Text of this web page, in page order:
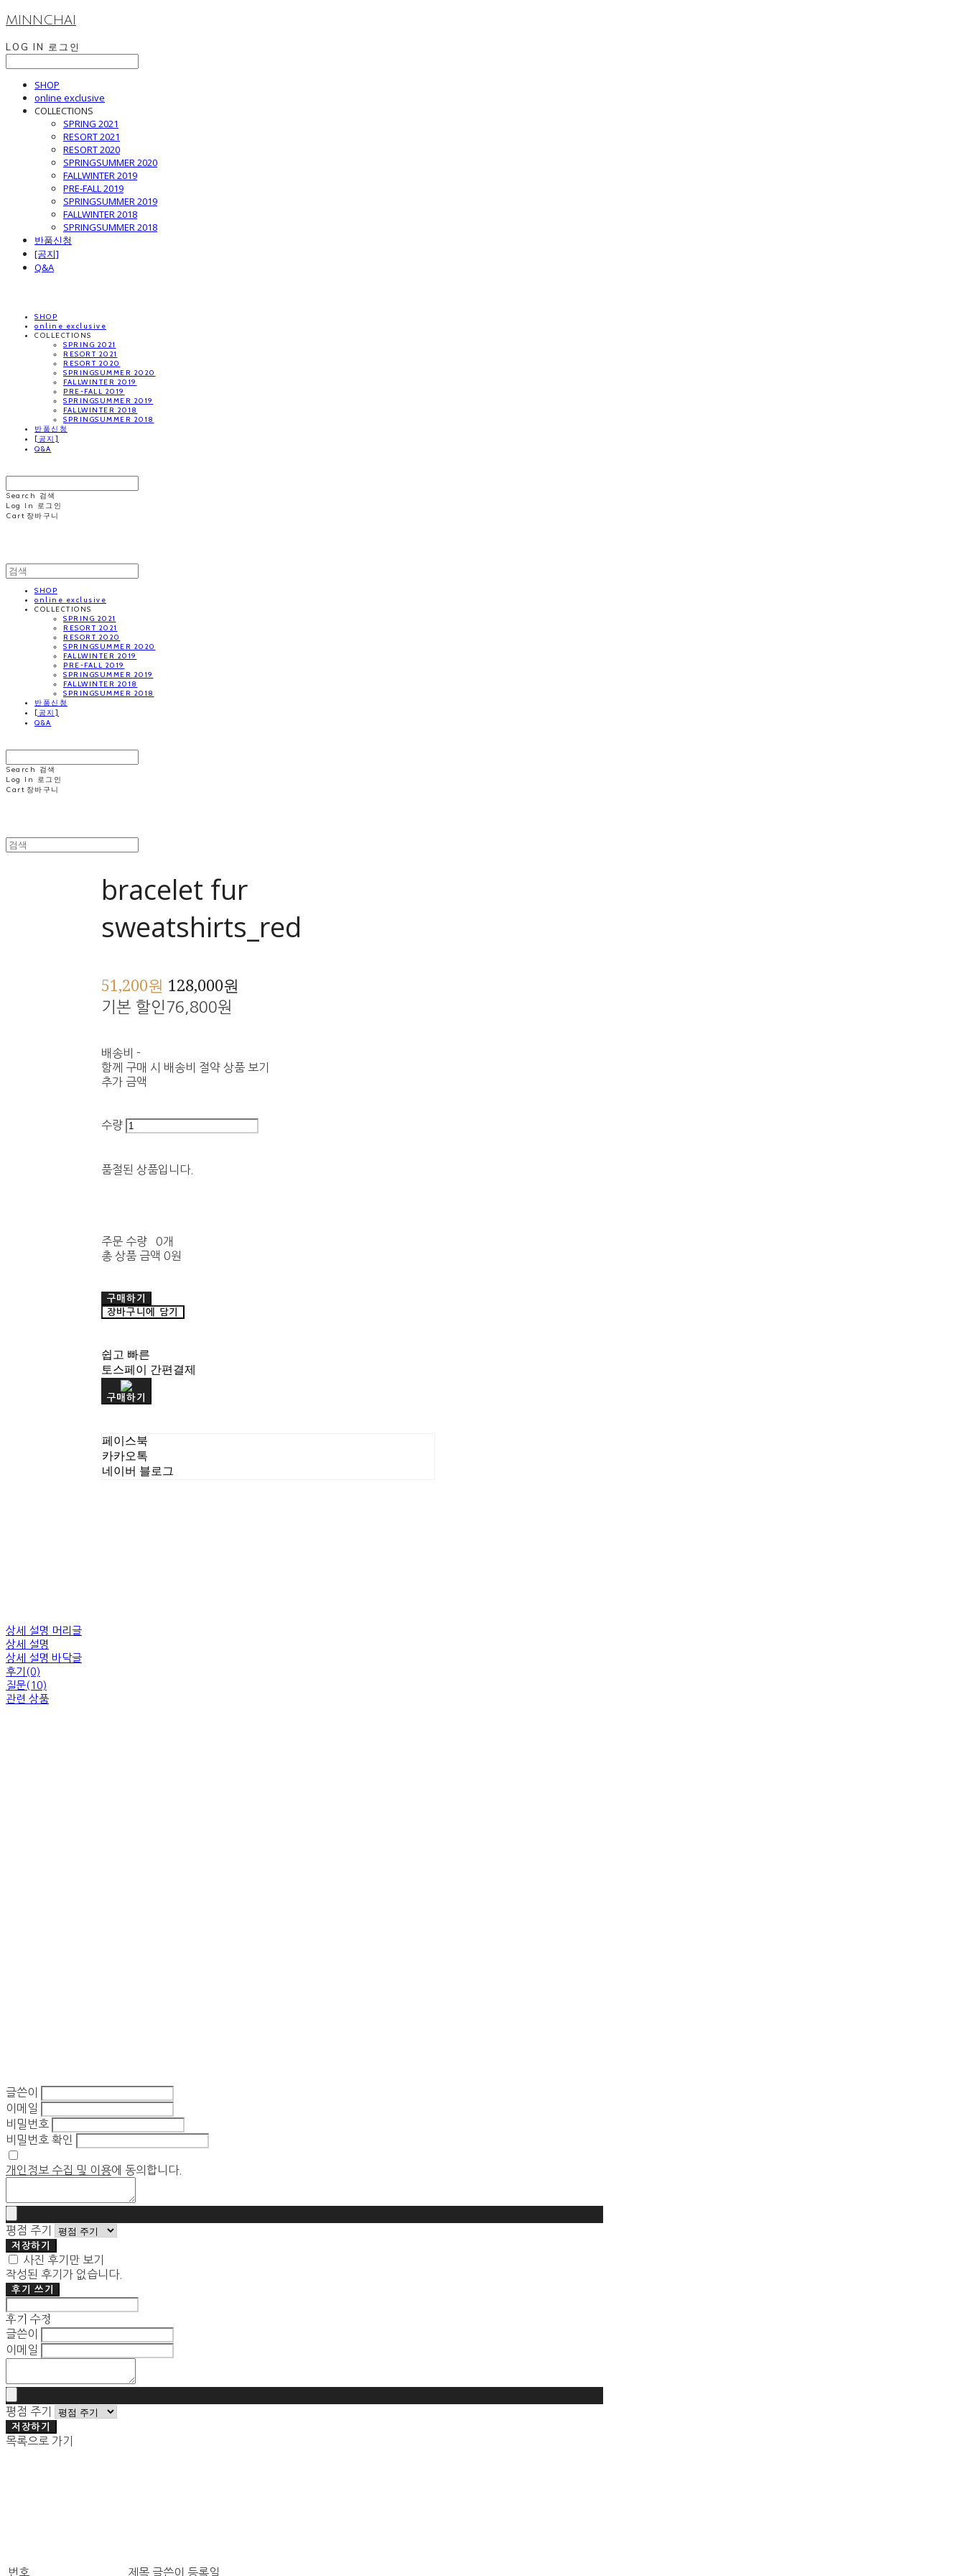
MINNCHAI
LOG IN 로그인
SHOP
online exclusive
COLLECTIONS
SPRING 2021
RESORT 2021
RESORT 2020
SPRINGSUMMER 2020
FALLWINTER 2019
PRE-FALL 2019
SPRINGSUMMER 2019
FALLWINTER 2018
SPRINGSUMMER 2018
반품신청
[공지]
Q&A
SHOP
online exclusive
COLLECTIONS
SPRING 2021
RESORT 2021
RESORT 2020
SPRINGSUMMER 2020
FALLWINTER 2019
PRE-FALL 2019
SPRINGSUMMER 2019
FALLWINTER 2018
SPRINGSUMMER 2018
반품신청
[공지]
Q&A
Search
검색
Log In
로그인
Cart 장바구니
SHOP
online exclusive
COLLECTIONS
SPRING 2021
RESORT 2021
RESORT 2020
SPRINGSUMMER 2020
FALLWINTER 2019
PRE-FALL 2019
SPRINGSUMMER 2019
FALLWINTER 2018
SPRINGSUMMER 2018
반품신청
[공지]
Q&A
Search
검색
Log In
로그인
Cart 장바구니
bracelet fur
sweatshirts_red
51,200원 128,000원
기본 할인 76,800원
배송비 -
함께 구매 시 배송비 절약 상품 보기
추가 금액
수량
품절된 상품입니다.
주문 수량
0개
총 상품 금액 0원
구매하기
장바구니에 담기
쉽고 빠른
토스페이 간편결제
구매하기
페이스북
카카오톡
네이버 블로그
상세 설명 머리글
상세 설명
상세 설명 바닥글
후기(0)
질문(10)
관련 상품
글쓴이
이메일
비밀번호
비밀번호 확인
개인정보 수집 및 이용에 동의합니다.
평점 주기
저장하기
사진 후기만 보기
작성된 후기가 없습니다.
후기 쓰기
후기 수정
글쓴이
이메일
평점 주기
저장하기
목록으로 가기
번호 제목 글쓴이 등록일